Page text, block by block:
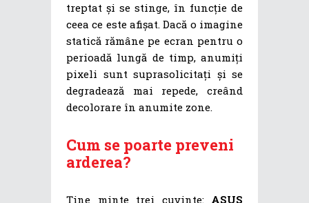
treptat și se stinge, în funcție de
ceea ce este afișat. Dacă o imagine
statică rămâne pe ecran pentru o
perioadă lungă de timp, anumiți
pixeli sunt suprasolicitați și se
degradează mai repede, creând
decolorare în anumite zone.
Cum se poarte preveni
arderea?
Ține minte trei cuvinte: ASUS